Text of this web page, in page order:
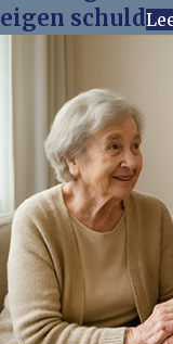
eigen schuld